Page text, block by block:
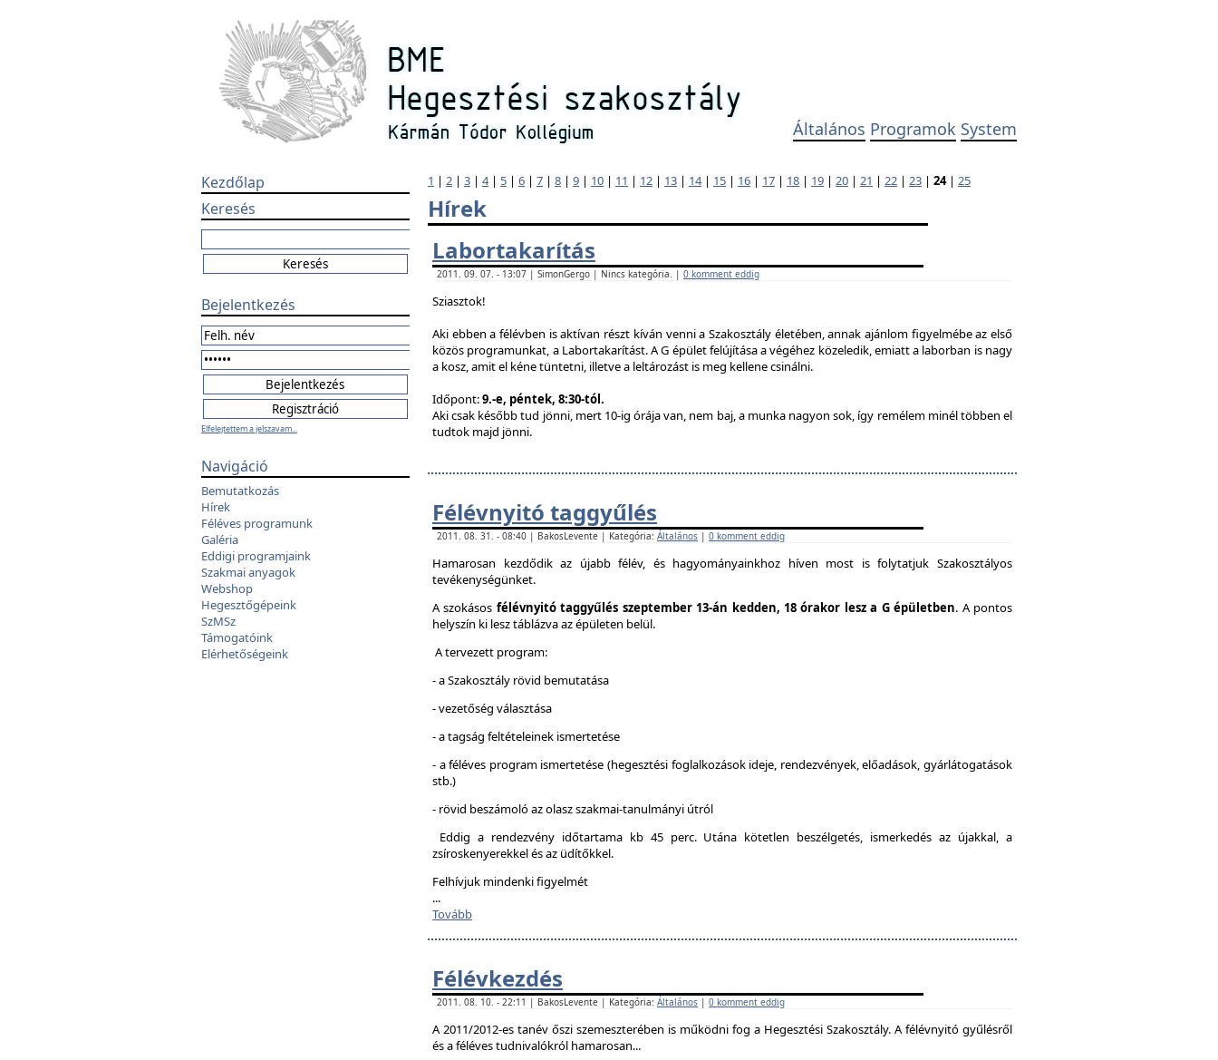
Általános Programok System
Kezdőlap
Keresés
Bejelentkezés
Elfelejtettem a jelszavam...
Navigáció
Bemutatkozás
Hírek
Féléves programunk
Galéria
Eddigi programjaink
Szakmai anyagok
Webshop
Hegesztőgépeink
SzMSz
Támogatóink
Elérhetőségeink
1 | 2 | 3 | 4| 5 | 6 | 7 | 8 | 9 | 10 | 11 | 12 | 13 | 14| 15 | 16 | 17 | 18 | 19 | 20 | 21 | 22 | 23 | 24| 25
Hírek
Labortakarítás
2011. 09. 07. - 13:07 | SimonGergo | Nincs kategória. | 0 komment eddig
Sziasztok!
Aki ebben a félévben is aktívan részt kíván venni a Szakosztály életében, annak ajánlom figyelmébe az első
közös programunkat, a Labortakarítást. A G épület felújítása a végéhez közeledik, emiatt a laborban is nagy
a kosz, amit el kéne tüntetni, illetve a leltározást is meg kellene csinálni.
Időpont:9.-e, péntek, 8:30-tól.
Aki csak később tud jönni, mert 10-ig órája van, nem baj, a munka nagyon sok, így remélem minél többen el
tudtok majd jönni.
Félévnyitó taggyűlés
2011. 08. 31. - 08:40 | BakosLevente | Kategória: Általános | 0 komment eddig
Hamarosan kezdődik az újabb félév, és hagyományainkhoz híven most is folytatjuk Szakosztályos
tevékenységünket.
A szokásos félévnyitó taggyűlés szeptember 13-án kedden, 18 órakor lesz a G épületben. A pontos
helyszín ki lesz táblázva az épületen belül.
A tervezett program:
- a Szakosztály rövid bemutatása
- vezetőség választása
- a tagság feltételeinek ismertetése
- a féléves program ismertetése (hegesztési foglalkozások ideje, rendezvények, előadások, gyárlátogatások
stb.)
- rövid beszámoló az olasz szakmai-tanulmányi útról
Eddig a rendezvény időtartama kb 45 perc. Utána kötetlen beszélgetés, ismerkedés az újakkal, a
zsíroskenyerekkel és az üdítőkkel.
Felhívjuk mindenki figyelmét
...
Tovább
Félévkezdés
2011. 08. 10. - 22:11 | BakosLevente | Kategória: Általános | 0 komment eddig
A 2011/2012-es tanév őszi szemeszterében is működni fog a Hegesztési Szakosztály. A félévnyitó gyűlésről
és a féléves tudnivalókról hamarosan...